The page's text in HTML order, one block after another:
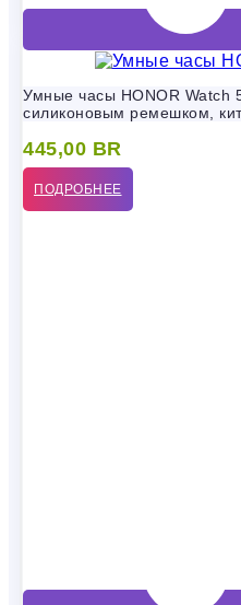
Умные часы HONOR Watch
силиконовым ремешком,
445,00 BR
ПОДРОБНЕЕ